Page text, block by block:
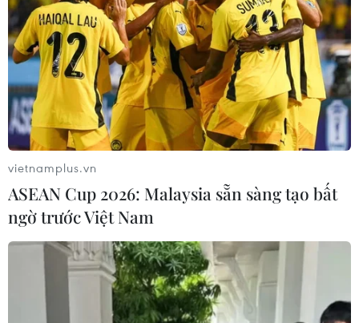
TIN LIÊN QUAN
vietnamplus.vn
ASEAN Cup 2026: Malaysia sẵn sàng tạo bất
ngờ trước Việt Nam